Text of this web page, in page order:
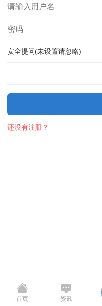
安全提问(未设置请忽略)
还没有注册？
首页 资讯